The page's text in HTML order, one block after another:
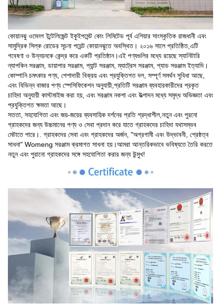
কোয়ানঝু ওমেনগ ইন্টেলিজেন্ট ইকুইপমেন্ট কোং লিমিটেড পূর্ব এশিয়ার সাংস্কৃতিক রাজধানী এবং
সামুদ্রিক সিল্ক রোডের সূচনা পয়েন্ট কোয়ানঝুতে অবস্থিত। ২০১৬ সালে প্রতিষ্ঠিত,এটি
গবেষণা ও উন্নয়নকে কেন্দ্র করে একটি প্রতিষ্ঠান।এই পণ্যগুলির মধ্যে রয়েছে স্যানিটারি
ন্যাপকিন সরঞ্জাম, ডায়াপার সরঞ্জাম, প্যান্ট সরঞ্জাম, ম্যাট্রেস সরঞ্জাম, প্যাড সরঞ্জাম ইত্যাদি।
কোম্পানি চমৎকার পণ্য, পেশাদারী বিক্রয় এবং প্রযুক্তিগত দল, সম্পূর্ণ সমর্থন সুবিধা আছে,
এবং বিভিন্ন বাজার পণ্য স্পেসিফিকেশন অনুযায়ী,প্রতিটি সরঞ্জাম ব্যবহারকারীদের প্রকৃত
চাহিদা অনুযায়ী কাস্টমাইজ করা হয়, এবং সরঞ্জাম নকশা এবং উত্পাদন মধ্যে সমৃদ্ধ অভিজ্ঞতা এবং
প্রযুক্তিগত ক্ষমতা আছে।
সততা, সহযোগিতা এবং জয়-জয়ের ব্যবসায়িক দর্শনের প্রতি শ্রদ্ধাশীল,নতুন এবং পুরনো
গ্রাহকদের জন্য উচ্চমানের পণ্য ও সেবা প্রদান করে যাতে গ্রাহকদের চাহিদা যথাসম্ভব
মেটাতে পারে।. গ্রাহকদের সেবা এবং গ্রাহকদের অর্জন, "অগ্রগামী এবং উদ্ভাবনী, শ্রেষ্ঠত্ব
সাধনা" Womeng সরঞ্জাম ক্রমাগত সাধনা হয়।আমরা আন্তরিকভাবে ভবিষ্যতে তৈরি করতে
নতুন এবং পুরানো গ্রাহকদের সঙ্গে সহযোগিতা করার জন্য উন্মুখ!